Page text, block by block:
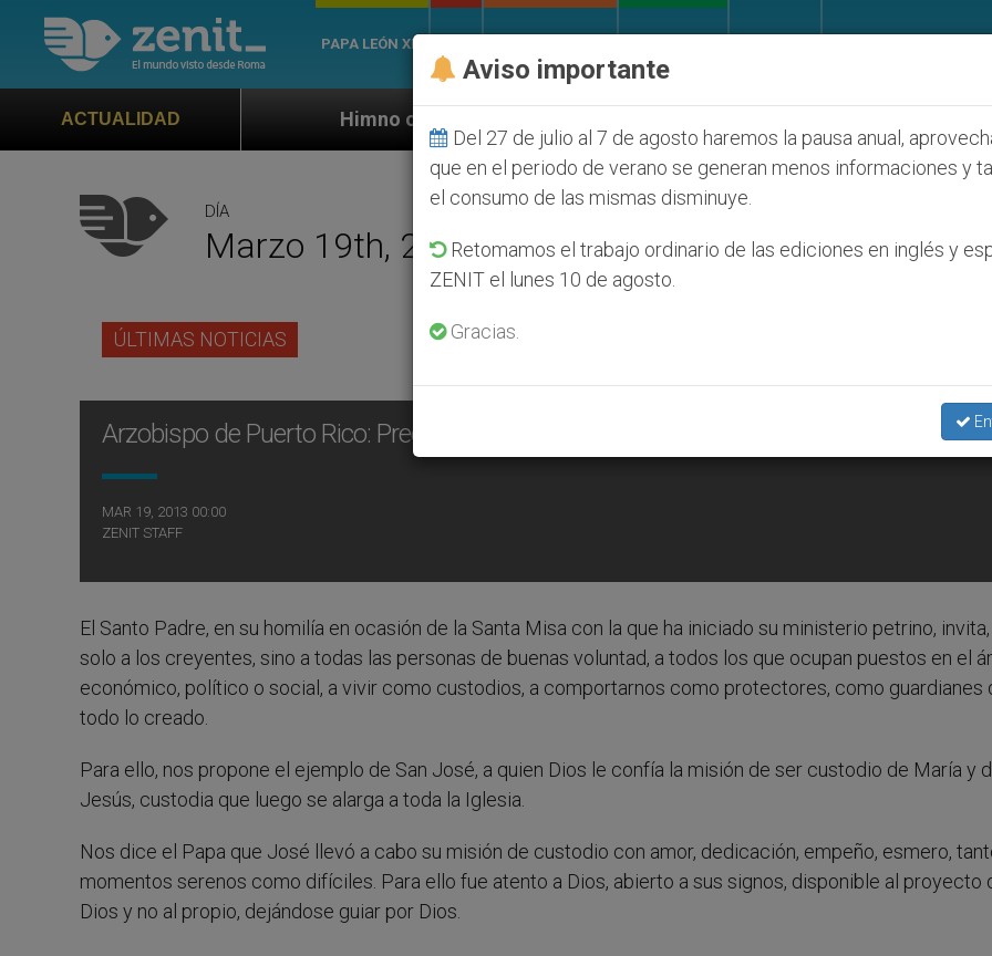
PAPA LEÓN XIV
ACTUALIDADHimno oficial de la Jornada Mundial de la Juventud Seúl 2027
DÍA
Marzo 19th, 2013
ÚLTIMAS NOTICIAS
Arzobispo de Puerto Rico: Preocuparse por los seres queridos
MAR 19, 2013 00:00
ZENIT STAFF
El Santo Padre, en su homilía en ocasión de la Santa Misa con la que ha iniciado su ministerio petrino,
solo a los creyentes, sino a todas las personas de buenas voluntad, a todos los que ocupan puestos en el
económico, político o social, a vivir como custodios, a comportarnos como protectores, como guardianes
todo lo creado.
Para ello, nos propone el ejemplo de San José, a quien Dios le confía la misión de ser custodio de María y
Jesús, custodia que luego se alarga a toda la Iglesia.
Nos dice el Papa que José llevó a cabo su misión de custodio con amor, dedicación, empeño, esmero,
momentos serenos como difíciles. Para ello fue atento a Dios, abierto a sus signos, disponible al proyecto
Dios y no al propio, dejándose guiar por Dios.
Aviso importante
Del 27 de julio al 7 de agosto haremos la pausa anual,
que en el periodo de verano se generan menos informaciones y
el consumo de las mismas disminuye.
Retomamos el trabajo ordinario de las ediciones en inglés y
ZENIT el lunes 10 de agosto.
Gracias.